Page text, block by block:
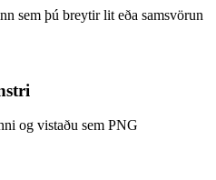
sem þú breytir lit eða samsvörun
og vistaðu sem PNG